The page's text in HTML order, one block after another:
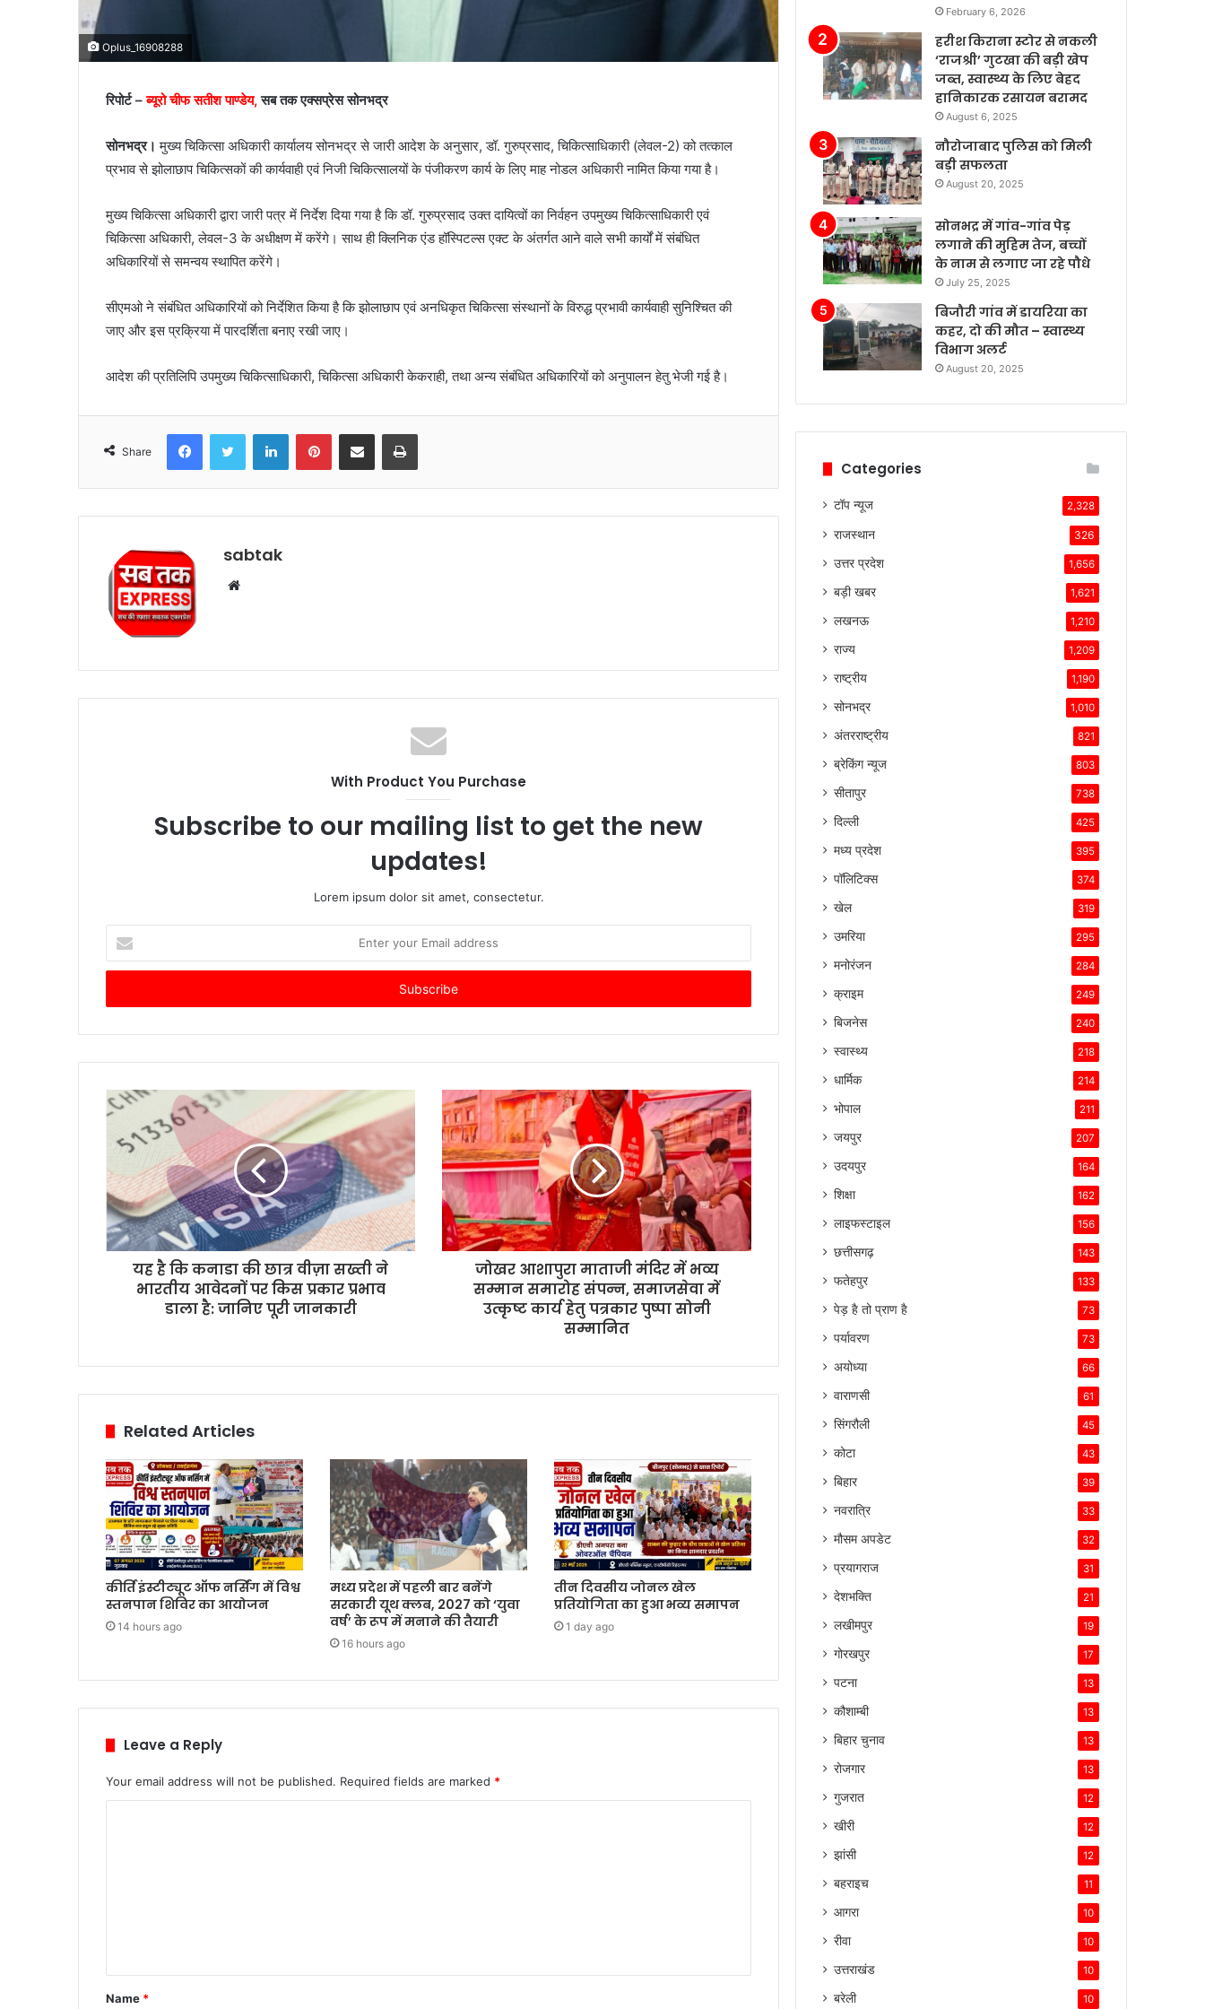
Oplus_16908288
रिपोर्ट –ब्यूरो चीफ सतीश पाण्डेय,सब तक एक्सप्रेस सोनभद्र
सोनभद्र। मुख्य चिकित्सा अधिकारी कार्यालय सोनभद्र से जारी आदेश के अनुसार, डॉ. गुरुप्रसाद, चिकित्साधिकारी (लेवल-2) को तत्काल
प्रभाव से झोलाछाप चिकित्सकों की कार्यवाही एवं निजी चिकित्सालयों के पंजीकरण कार्य के लिए माह नोडल अधिकारी नामित किया गया है।
मुख्य चिकित्सा अधिकारी द्वारा जारी पत्र में निर्देश दिया गया है कि डॉ. गुरुप्रसाद उक्त दायित्वों का निर्वहन उपमुख्य चिकित्साधिकारी एवं
चिकित्सा अधिकारी, लेवल-3 के अधीक्षण में करेंगे। साथ ही क्लिनिक एंड हॉस्पिटल्स एक्ट के अंतर्गत आने वाले सभी कार्यों में संबंधित
अधिकारियों से समन्वय स्थापित करेंगे।
सीएमओ ने संबंधित अधिकारियों को निर्देशित किया है कि झोलाछाप एवं अनधिकृत चिकित्सा संस्थानों के विरुद्ध प्रभावी कार्यवाही सुनिश्चित की
जाए और इस प्रक्रिया में पारदर्शिता बनाए रखी जाए।
आदेश की प्रतिलिपि उपमुख्य चिकित्साधिकारी, चिकित्सा अधिकारी केकराही, तथा अन्य संबंधित अधिकारियों को अनुपालन हेतु भेजी गई है।
Share
FacebookTwitter LinkedInPinterestShare via Email Print
sabtak
Website
With Product You Purchase
Subscribe to our mailing list to get the new
updates!
Lorem ipsum dolor sit amet, consectetur.
your
Email
यह है कि कनाडा की छात्र वीज़ा सख्ती ने
भारतीय आवेदनों पर किस प्रकार प्रभाव
डाला है: जानिए पूरी जानकारी
जोखर आशापुरा माताजी मंदिर में भव्य
सम्मान समारोह संपन्न, समाजसेवा में
उत्कृष्ट कार्य हेतु पत्रकार पुष्पा सोनी
सम्मानित
Related Articles
कीर्ति इंस्टीट्यूट ऑफ नर्सिंग में विश्व
स्तनपान शिविर का आयोजन
14 hours ago
मध्य प्रदेश में पहली बार बनेंगे
सरकारी यूथ क्लब, 2027 को ‘युवा
वर्ष’ के रूप में मनाने की तैयारी
16 hours ago
तीन दिवसीय जोनल खेल
प्रतियोगिता का हुआ भव्य समापन
1 day ago
Leave a Reply
Your email address will not be published. Required fields are marked *
t
*
Name *
खर्च
टेस्ला
February 6, 2026
हरीश किराना स्टोर से नकली
‘राजश्री’ गुटखा की बड़ी खेप
जब्त, स्वास्थ्य के लिए बेहद
हानिकारक रसायन बरामद
August 6, 2025
नौरोजाबाद पुलिस को मिली
बड़ी सफलता
August 20, 2025
सोनभद्र में गांव-गांव पेड़
लगाने की मुहिम तेज, बच्चों
के नाम से लगाए जा रहे पौधे
July 25, 2025
बिजौरी गांव में डायरिया का
कहर, दो की मौत – स्वास्थ्य
विभाग अलर्ट
August 20, 2025
Categories
टॉप न्यूज 2,328
राजस्थान 326
उत्तर प्रदेश 1,656
बड़ी खबर 1,621
लखनऊ 1,210
राज्य 1,209
राष्ट्रीय 1,190
सोनभद्र 1,010
अंतरराष्ट्रीय 821
ब्रेकिंग न्यूज 803
सीतापुर 738
दिल्ली 425
मध्य प्रदेश 395
पॉलिटिक्स 374
खेल 319
उमरिया 295
मनोरंजन 284
क्राइम 249
बिजनेस 240
स्वास्थ्य 218
धार्मिक 214
भोपाल 211
जयपुर 207
उदयपुर 164
शिक्षा 162
लाइफस्टाइल 156
छत्तीसगढ़ 143
फतेहपुर 133
पेड़ है तो प्राण है 73
पर्यावरण 73
अयोध्या 66
वाराणसी 61
सिंगरौली 45
कोटा 43
बिहार 39
नवरात्रि 33
मौसम अपडेट 32
प्रयागराज 31
देशभक्ति 21
लखीमपुर 19
गोरखपुर 17
पटना 13
कौशाम्बी 13
बिहार चुनाव 13
रोजगार 13
गुजरात 12
खीरी 12
झांसी 12
बहराइच 11
आगरा 10
रीवा 10
उत्तराखंड 10
बरेली 10